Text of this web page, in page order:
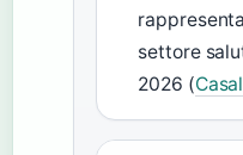
settore
2026 (